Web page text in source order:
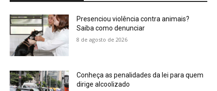
Presenciou violência contra animais?
Saiba como denunciar
8 de agosto de 2026
Conheça as penalidades da lei para quem
dirige alcoolizado